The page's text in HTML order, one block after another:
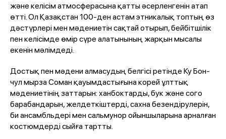
және келісім атмосферасына қатты әсерленгенін атап
өтті. Ол Қазақстан 100-ден астам этникалық топтың өз
дәстүрлері мен мәдениетін сақтай отырып, бейбітшілік
пен келісімде өмір сүре алатынының жарқын мысалы
екенін мәлімдеді.
Достық пен мәдени алмасудың белгісі ретінде Ку Бон-
чул мырза Соман қауымдастығына корей ұлттық
мәдениетінің заттарын: ханбоктарды, бук және сого
барабандарын, желдеткіштерді, сахна безендірулерін,
би ансамбльдері мен сальмунор ойыншыларына арналған
костюмдерді сыйға тартты.